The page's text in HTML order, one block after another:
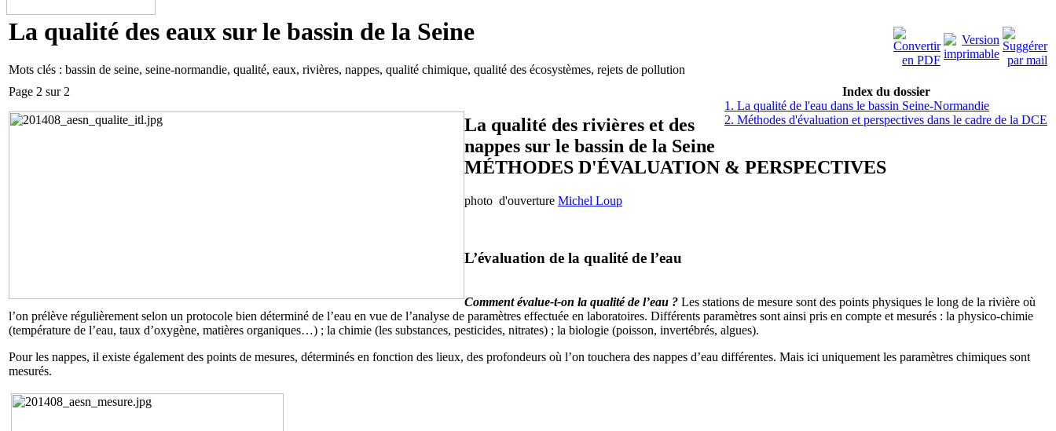
La qualité des eaux sur le bassin de la Seine
Mots clés : bassin de seine, seine-normandie, qualité, eaux, rivières, nappes, qualité chimique, qualité des écosystèmes, rejets de pollution
Index du dossier
1. La qualité de l'eau dans le bassin Seine-Normandie
2. Méthodes d'évaluation et perspectives dans le cadre de la DCE
Page 2 sur 2
La qualité des rivières et des
nappes sur le bassin de la Seine
MÉTHODES D'ÉVALUATION & PERSPECTIVES
photo d'ouverture Michel Loup
L’évaluation de la qualité de l’eau
Comment évalue-t-on la qualité de l’eau ? Les stations de mesure sont des points physiques le long de la rivière où
l’on prélève régulièrement selon un protocole bien déterminé de l’eau en vue de l’analyse de paramètres effectuée en laboratoires. Différents paramètres sont ainsi pris en compte et mesurés : la physico-chimie
(température de l’eau, taux d’oxygène, matières organiques…) ; la chimie (les substances, pesticides, nitrates) ; la biologie (poisson, invertébrés, algues).
Pour les nappes, il existe également des points de mesures, déterminés en fonction des lieux, des profondeurs où l’on touchera des nappes d’eau différentes. Mais ici uniquement les paramètres chimiques sont
mesurés.